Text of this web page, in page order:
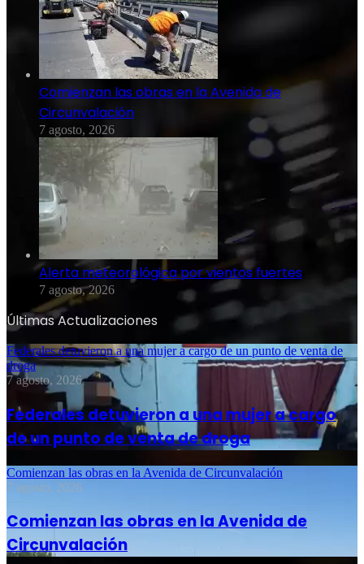
Comienzan las obras en la Avenida de
Circunvalación
7 agosto, 2026
Alerta meteorológica por vientos fuertes
7 agosto, 2026
Últimas Actualizaciones
Federales detuvieron a una mujer a cargo de un punto de venta de
droga
7 agosto, 2026
Federales detuvieron a una mujer a cargo
de un punto de venta de droga
Comienzan las obras en la Avenida de Circunvalación
7 agosto, 2026
Comienzan las obras en la Avenida de
Circunvalación